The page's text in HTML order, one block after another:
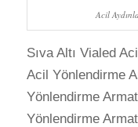
Acil
Sıva Altı Vialed
Acil Yönlendirme
Yönlendirme
Yönlendirme